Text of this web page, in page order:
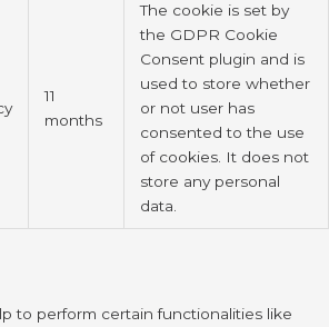
11
months
The cookie is set by
the GDPR Cookie
Consent plugin and is
used to store whether
or not user has
consented to the use
of cookies. It does not
store any personal
data.
to perform certain functionalities like